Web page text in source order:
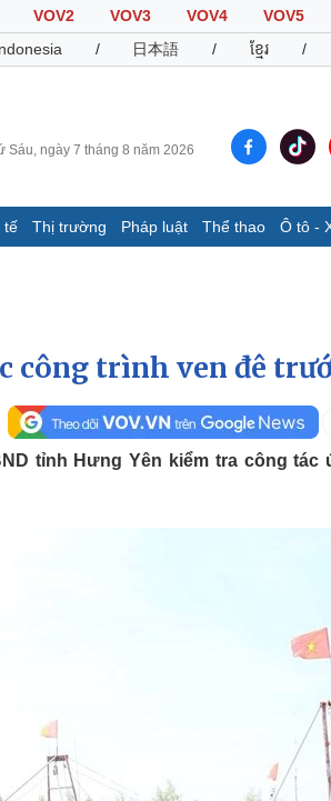
VOV2 VOV3 VOV4 VOV5
/ 日本語 / ខ្មែរ /
Sáu, ngày 7 tháng 8 năm 2026
tế Thị trường Pháp luật Thể thao Ô tô -
Infographic
Thể thao
Ô tô - Xe
Tư vấn
Di sản
Nghệ sĩ
công trình ven đê
tỉnh Hưng Yên kiểm tra công